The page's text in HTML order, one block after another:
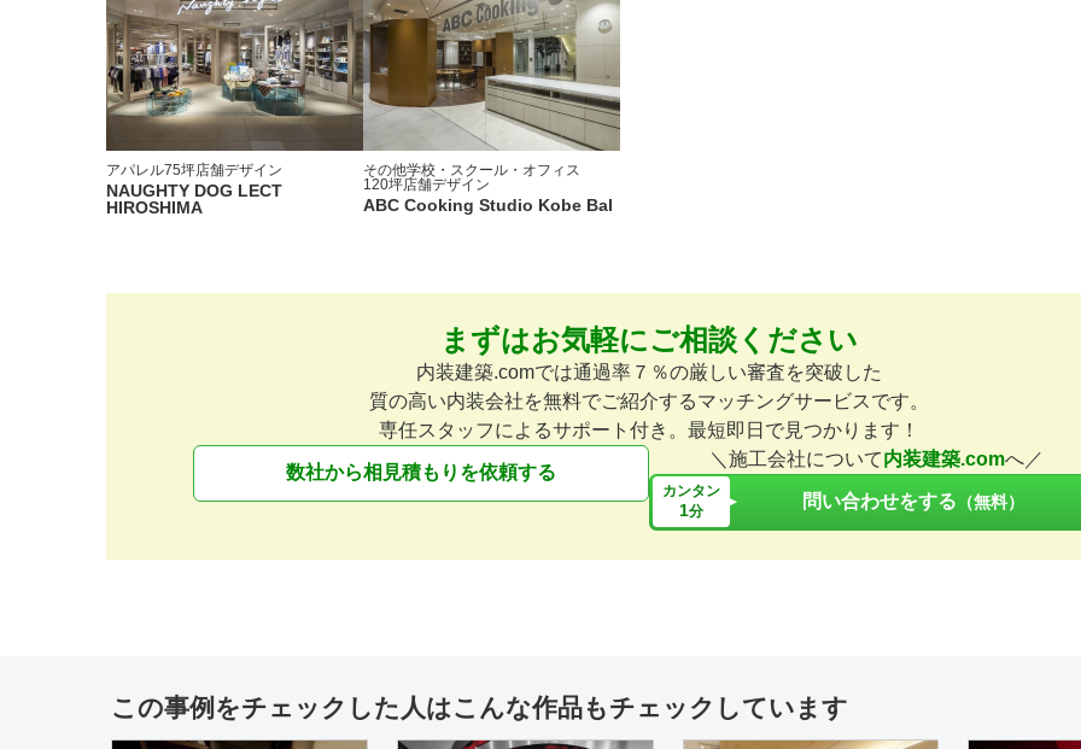
アパレル75坪店舗デザイン
NAUGHTY DOG LECT
HIROSHIMA
その他学校・スクール・オフィス
120坪店舗デザイン
ABC Cooking Studio Kobe Bal
まずはお気軽にご相談ください
内装建築.comでは通過率７％の厳しい審査を突破した
質の高い内装会社を無料でご紹介するマッチングサービスです。
専任スタッフによるサポート付き。最短即日で見つかります！
数社から相見積もりを依頼する
＼施工会社について内装建築.comへ／
カンタン
1分 問い合わせをする （無料）
この事例をチェックした人はこんな作品もチェックしています